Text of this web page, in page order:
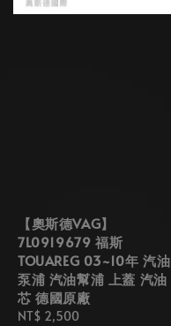
【奧斯德VAG】
7L0919679 福斯
TOUAREG 03~10年 汽油
泵浦 汽油幫浦 上蓋 汽油
芯 德國原廠
Regular
NT$ 2,500